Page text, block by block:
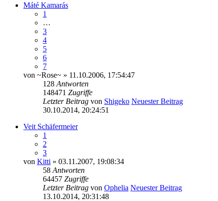
Máté Kamarás
1
…
3
4
5
6
7
von ~Rose~ » 11.10.2006, 17:54:47
128 Antworten
148471 Zugriffe
Letzter Beitrag von Shigeko Neuester Beitrag
30.10.2014, 20:24:51
Veit Schäfermeier
1
2
3
von Kitti » 03.11.2007, 19:08:34
58 Antworten
64457 Zugriffe
Letzter Beitrag von Ophelia Neuester Beitrag
13.10.2014, 20:31:48